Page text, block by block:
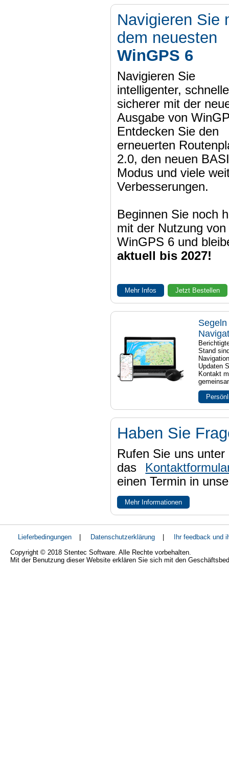
Navigieren Sie
dem neuesten
WinGPS 6
Navigieren Sie
intelligenter,
sicherer mit der
Ausgabe von
Entdecken Sie den
erneuerten
2.0, den neuen
Modus und viele
Verbesserungen.
Beginnen Sie noch
mit der Nutzung von
WinGPS 6 und
aktuell bis 2027!
Mehr Infos Jetzt Bestellen
Stand
Updaten
Kontakt
Haben Sie
Rufen Sie uns
das
einen Termin in
Mehr Informationen
Lieferbedingungen | Datenschutzerklärung |
Ihr feedback und
Copyright © 2018 Stentec Software. Alle Rechte vorbehalten.
Mit der Benutzung dieser Website erklären Sie sich mit den